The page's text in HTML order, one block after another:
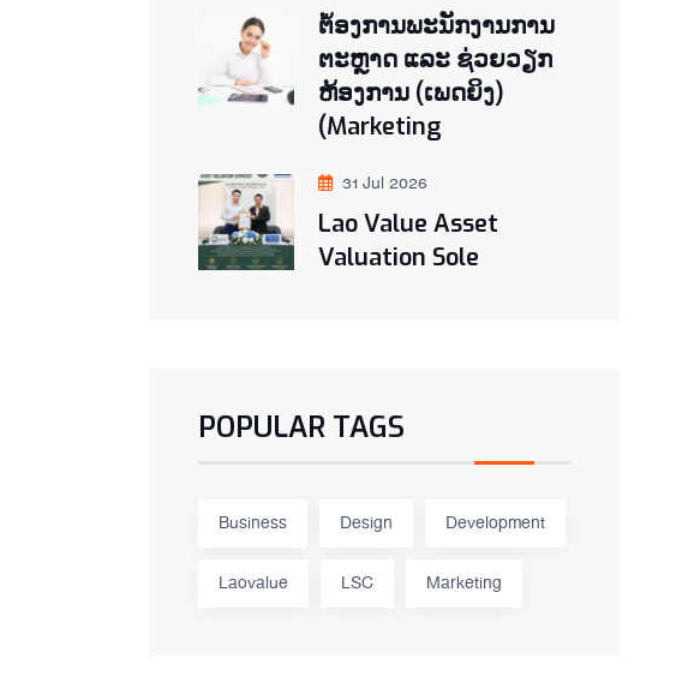
ຕ່້ອງການພະນັກງານການ
ຕະຫຼາດ ແລະ ຊ່ວຍ​ວຽກ​
ຫ້ອງ​ການ (ເພດ​ຍິງ)
(Marketing
31 Jul 2026
Lao Value Asset
Valuation Sole
POPULAR TAGS
Business Design Development
Laovalue LSC Marketing